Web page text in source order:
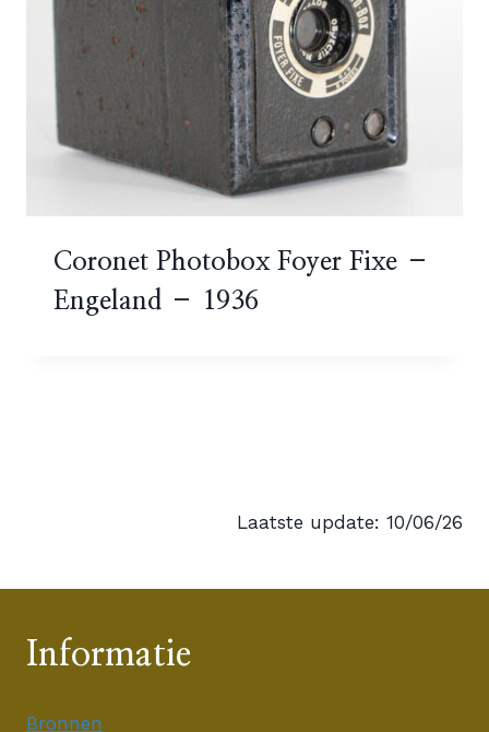
Coronet Photobox Foyer Fixe –
Engeland – 1936
Laatste update: 10/06/26
Informatie
Bronnen